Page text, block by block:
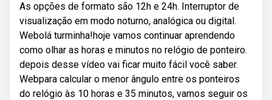
As opções de formato são 12h e 24h. Interruptor de
visualização em modo noturno, analógica ou digital.
Webolá turminha!hoje vamos continuar aprendendo
como olhar as horas e minutos no relógio de ponteiro.
depois desse vídeo vai ficar muito fácil você saber.
Webpara calcular o menor ângulo entre os ponteiros
do relógio às 10 horas e 35 minutos, vamos seguir os